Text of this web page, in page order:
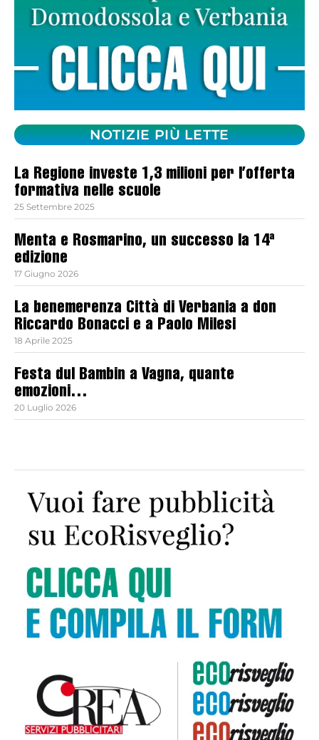
NOTIZIE PIÙ LETTE
La Regione investe 1,3 milioni per l’offerta
formativa nelle scuole
25 Settembre 2025
Menta e Rosmarino, un successo la 14ª
edizione
17 Giugno 2026
La benemerenza Città di Verbania a don
Riccardo Bonacci e a Paolo Milesi
18 Aprile 2025
Festa dul Bambin a Vagna, quante
emozioni…
20 Luglio 2026